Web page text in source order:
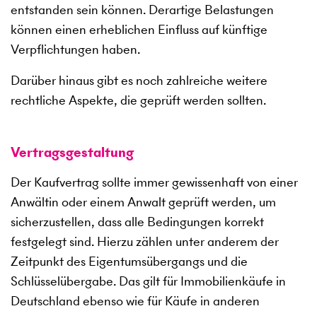
entstanden sein können. Derartige Belastungen
können einen erheblichen Einfluss auf künftige
Verpflichtungen haben.
Darüber hinaus gibt es noch zahlreiche weitere
rechtliche Aspekte, die geprüft werden sollten.
Vertragsgestaltung
Der Kaufvertrag sollte immer gewissenhaft von einer
Anwältin oder einem Anwalt geprüft werden, um
sicherzustellen, dass alle Bedingungen korrekt
festgelegt sind. Hierzu zählen unter anderem der
Zeitpunkt des Eigentumsübergangs und die
Schlüsselübergabe. Das gilt für Immobilienkäufe in
Deutschland ebenso wie für Käufe in anderen